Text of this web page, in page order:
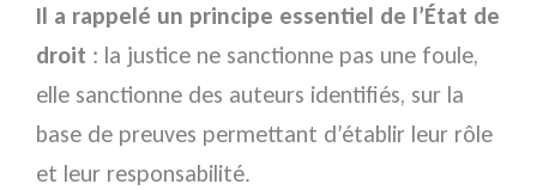
Il a rappelé un principe essentiel de l’État de
droit : la justice ne sanctionne pas une foule,
elle sanctionne des auteurs identifiés, sur la
base de preuves permettant d’établir leur rôle
et leur responsabilité.